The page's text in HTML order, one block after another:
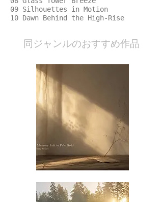
09 Silhouettes in Motion
10 Dawn Behind the High-Rise
​同ジャンルのおすすめ作品